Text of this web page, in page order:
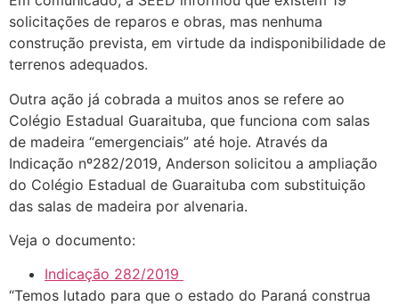
solicitações de reparos e obras, mas nenhuma
construção prevista, em virtude da indisponibilidade de
terrenos adequados.
Outra ação já cobrada a muitos anos se refere ao
Colégio Estadual Guaraituba, que funciona com salas
de madeira “emergenciais” até hoje. Através da
Indicação nº282/2019, Anderson solicitou a ampliação
do Colégio Estadual de Guaraituba com substituição
das salas de madeira por alvenaria.
Veja o documento:
Indicação 282/2019
“Temos lutado para que o estado do Paraná construa